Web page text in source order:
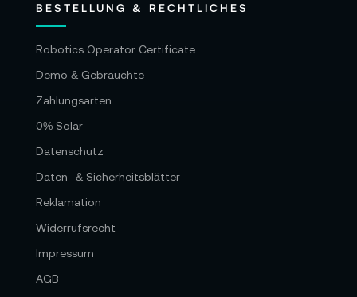
BESTELLUNG & RECHTLICHES
Robotics Operator Certificate
Demo & Gebrauchte
Zahlungsarten
0% Solar
Datenschutz
Daten- & Sicherheitsblätter
Reklamation
Widerrufsrecht
Impressum
AGB